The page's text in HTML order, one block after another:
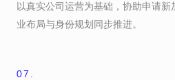
以真实公司运营为基础，协助申请
业布局与身份规划同步推进。
07.